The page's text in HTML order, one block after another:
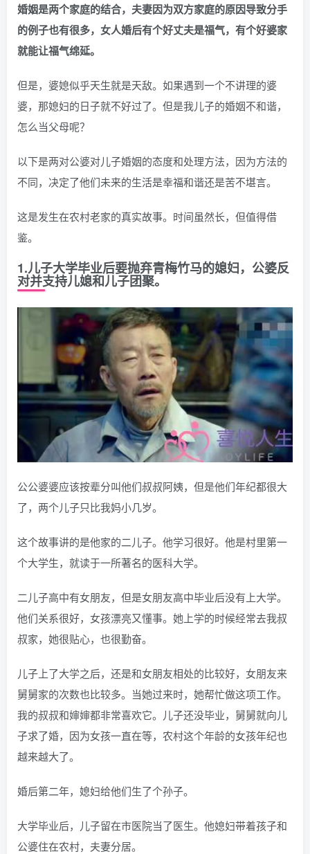
婚姻是两个家庭的结合，夫妻因为双方家庭的原因导致分手
的例子也有很多，女人婚后有个好丈夫是福气，有个好婆家
就能让福气绵延。
但是，婆媳似乎天生就是天敌。如果遇到一个不讲理的婆
婆，那媳妇的日子就不好过了。但是我儿子的婚姻不和谐，
怎么当父母呢？
以下是两对公婆对儿子婚姻的态度和处理方法，因为方法的
不同，决定了他们未来的生活是幸福和谐还是苦不堪言。
这是发生在农村老家的真实故事。时间虽然长，但值得借
鉴。
1.儿子大学毕业后要抛弃青梅竹马的媳妇，公婆反
对并支持儿媳和儿子团聚。
公公婆婆应该按辈分叫他们叔叔阿姨，但是他们年纪都很大
了，两个儿子只比我妈小几岁。
这个故事讲的是他家的二儿子。他学习很好。他是村里第一
个大学生，就读于一所著名的医科大学。
二儿子高中有女朋友，但是女朋友高中毕业后没有上大学。
他们关系很好，女孩漂亮又懂事。她上学的时候经常去我叔
叔家，她很贴心，也很勤奋。
儿子上了大学之后，还是和女朋友相处的比较好，女朋友来
舅舅家的次数也比较多。当她过来时，她帮忙做这项工作。
我的叔叔和婶婶都非常喜欢它。儿子还没毕业，舅舅就向儿
子求了婚，因为女孩一直在等，农村这个年龄的女孩年纪也
越来越大了。
婚后第二年，媳妇给他们生了个孙子。
大学毕业后，儿子留在市医院当了医生。他媳妇带着孩子和
公婆住在农村，夫妻分居。